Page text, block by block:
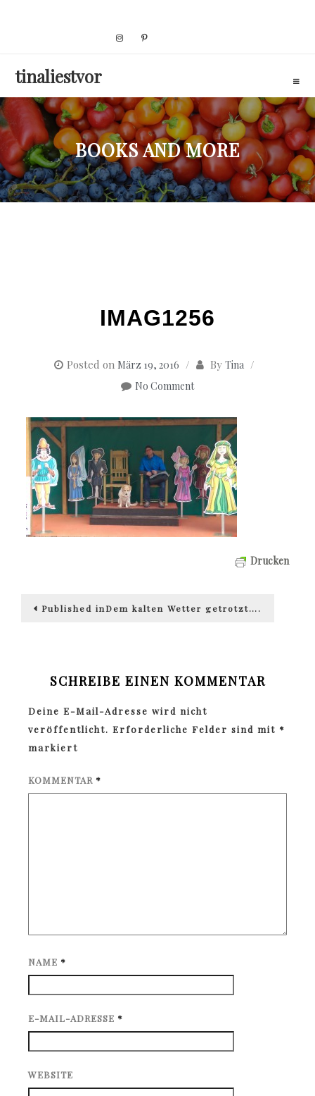
tinaliestvor
BOOKS AND MORE
IMAG1256
Posted on März 19, 2016 By Tina
No Comment
Drucken
Beitragsnavigation
Published inDem kalten Wetter getrotzt….
SCHREIBE EINEN KOMMENTAR
Deine E-Mail-Adresse wird nicht
veröffentlicht. Erforderliche Felder sind mit *
markiert
KOMMENTAR *
NAME *
E-MAIL-ADRESSE *
WEBSITE